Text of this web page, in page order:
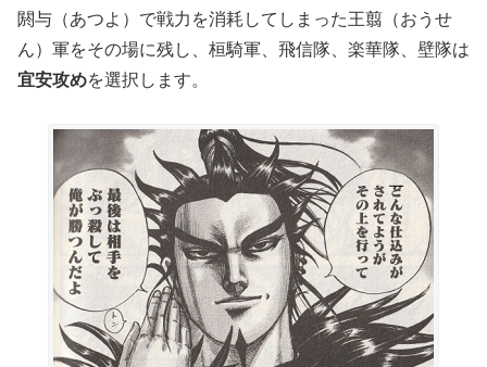
閼与（あつよ）で戦力を消耗してしまった王翦（おうせ
ん）軍をその場に残し、桓騎軍、飛信隊、楽華隊、壁隊は
宜安攻めを選択します。